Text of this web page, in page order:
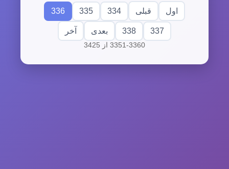
اول قبلی 334
335
336
337
338 بعدی آخر
3351-3360 از 3425